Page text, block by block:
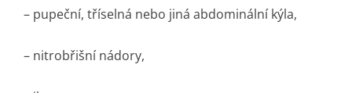
– pupeční, tříselná nebo jiná abdominální kýla,
– nitrobřišní nádory,